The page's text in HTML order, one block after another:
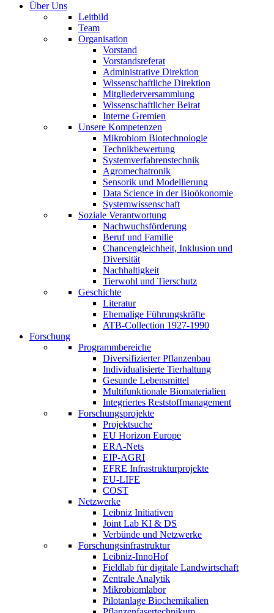
Über Uns
Leitbild
Team
Organisation
Vorstand
Vorstandsreferat
Administrative Direktion
Wissenschaftliche Direktion
Mitgliederversammlung
Wissenschaftlicher Beirat
Interne Gremien
Unsere Kompetenzen
Mikrobiom Biotechnologie
Technikbewertung
Systemverfahrenstechnik
Agromechatronik
Sensorik und Modellierung
Data Science in der Bioökonomie
Systemwissenschaft
Soziale Verantwortung
Nachwuchsförderung
Beruf und Familie
Chancengleichheit, Inklusion und
Diversität
Nachhaltigkeit
Tierwohl und Tierschutz
Geschichte
Literatur
Ehemalige Führungskräfte
ATB-Collection 1927-1990
Forschung
Programmbereiche
Diversifizierter Pflanzenbau
Individualisierte Tierhaltung
Gesunde Lebensmittel
Multifunktionale Biomaterialien
Integriertes Reststoffmanagement
Forschungsprojekte
Projektsuche
EU Horizon Europe
ERA-Nets
EIP-AGRI
EFRE Infrastrukturprojekte
EU-LIFE
COST
Netzwerke
Leibniz Initiativen
Joint Lab KI & DS
Verbünde und Netzwerke
Forschungsinfrastruktur
Leibniz-InnoHof
Fieldlab für digitale Landwirtschaft
Zentrale Analytik
Mikrobiomlabor
Pilotanlage Biochemikalien